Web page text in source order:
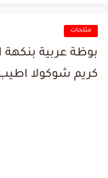
تاكل
مثلجات
بوظة عربية
كريم شوكولا